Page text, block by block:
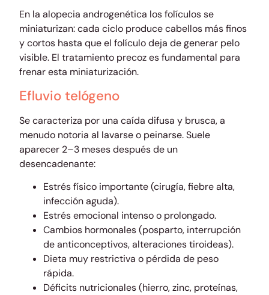
En la alopecia androgenética los folículos se
miniaturizan: cada ciclo produce cabellos más finos
y cortos hasta que el folículo deja de generar pelo
visible. El tratamiento precoz es fundamental para
frenar esta miniaturización.
Efluvio telógeno
Se caracteriza por una caída difusa y brusca, a
menudo notoria al lavarse o peinarse. Suele
aparecer 2–3 meses después de un
desencadenante:
Estrés físico importante (cirugía, fiebre alta,
infección aguda).
Estrés emocional intenso o prolongado.
Cambios hormonales (posparto, interrupción
de anticonceptivos, alteraciones tiroideas).
Dieta muy restrictiva o pérdida de peso
rápida.
Déficits nutricionales (hierro, zinc, proteínas,